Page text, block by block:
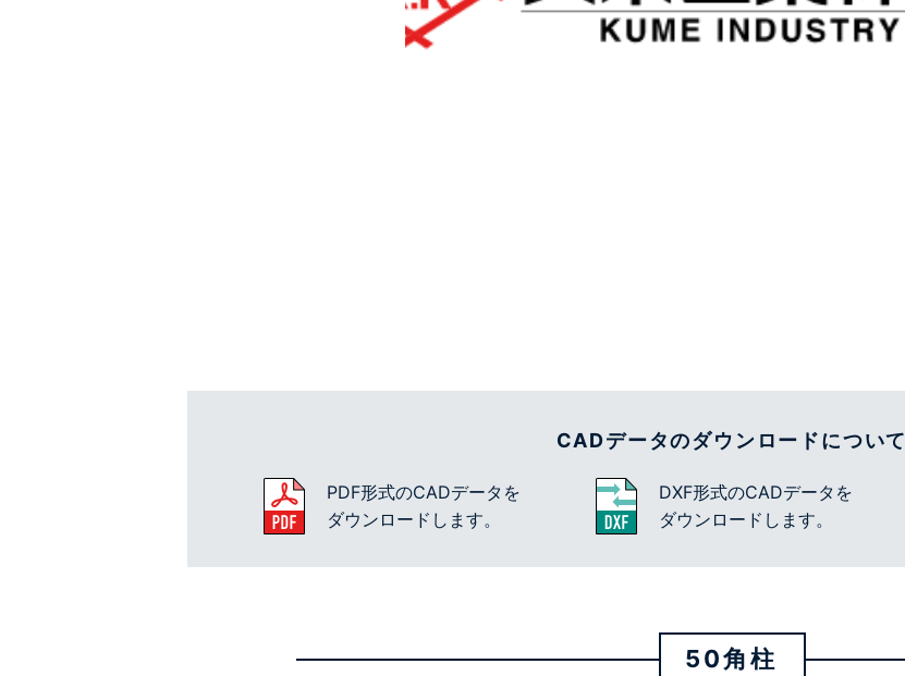
CADデータのダウンロードについて
PDF形式のCADデータを
ダウンロードします。
DXF形式のCADデータを
ダウンロードします。
50角柱